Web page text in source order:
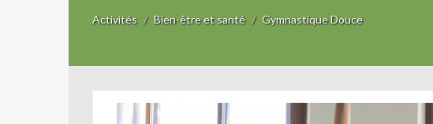
Activités Bien-être et santé Gymnastique Douce